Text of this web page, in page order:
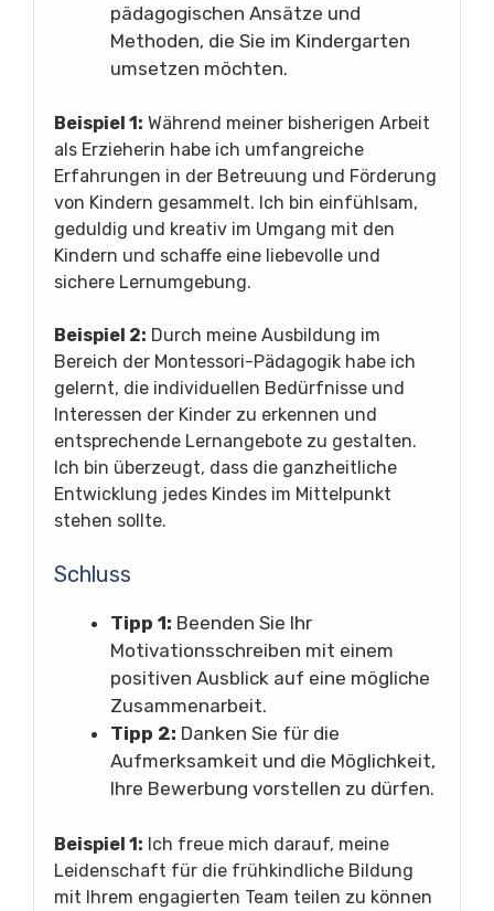
pädagogischen Ansätze und
Methoden, die Sie im Kindergarten
umsetzen möchten.
Beispiel 1: Während meiner bisherigen Arbeit
als Erzieherin habe ich umfangreiche
Erfahrungen in der Betreuung und Förderung
von Kindern gesammelt. Ich bin einfühlsam,
geduldig und kreativ im Umgang mit den
Kindern und schaffe eine liebevolle und
sichere Lernumgebung.
Beispiel 2: Durch meine Ausbildung im
Bereich der Montessori-Pädagogik habe ich
gelernt, die individuellen Bedürfnisse und
Interessen der Kinder zu erkennen und
entsprechende Lernangebote zu gestalten.
Ich bin überzeugt, dass die ganzheitliche
Entwicklung jedes Kindes im Mittelpunkt
stehen sollte.
Schluss
Tipp 1: Beenden Sie Ihr
Motivationsschreiben mit einem
positiven Ausblick auf eine mögliche
Zusammenarbeit.
Tipp 2: Danken Sie für die
Aufmerksamkeit und die Möglichkeit,
Ihre Bewerbung vorstellen zu dürfen.
Beispiel 1: Ich freue mich darauf, meine
Leidenschaft für die frühkindliche Bildung
mit Ihrem engagierten Team teilen zu können